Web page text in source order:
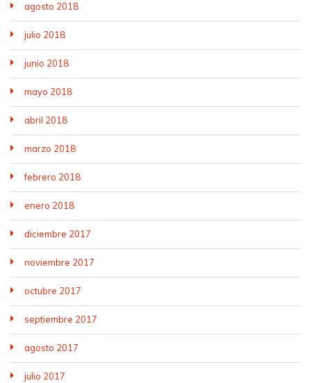
agosto 2018
julio 2018
junio 2018
mayo 2018
abril 2018
marzo 2018
febrero 2018
enero 2018
diciembre 2017
noviembre 2017
octubre 2017
septiembre 2017
agosto 2017
julio 2017